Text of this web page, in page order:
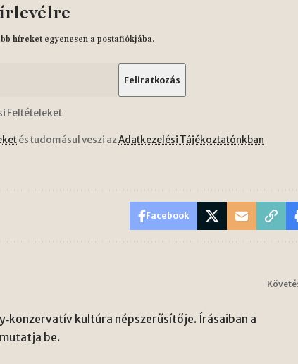
híreket egyenesen a postafiókjába.
Feltételeket
és tudomásul veszi azAdatkezelési Tájékoztatónkban
Facebook
kultúra népszerűsítője. Írásaiban a
be.